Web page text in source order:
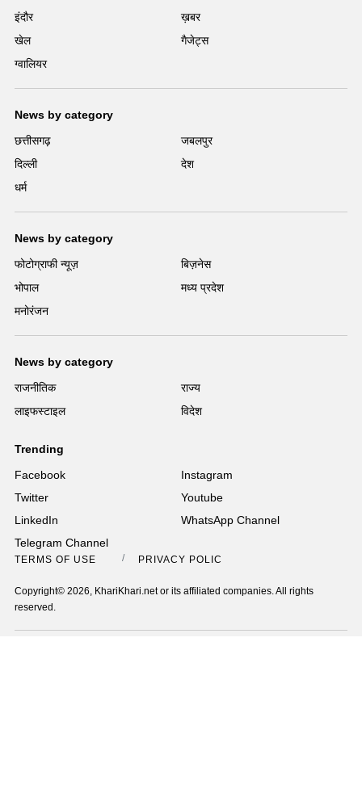
इंदौर
ख़बर
खेल
गैजेट्स
ग्वालियर
News by category
छत्तीसगढ़
जबलपुर
दिल्ली
देश
धर्म
News by category
फोटोग्राफी न्यूज़
बिज़नेस
भोपाल
मध्य प्रदेश
मनोरंजन
News by category
राजनीतिक
राज्य
लाइफस्टाइल
विदेश
Trending
Facebook
Instagram
Twitter
Youtube
LinkedIn
WhatsApp Channel
Telegram Channel
TERMS OF USE PRIVACY POLICY
Copyright© 2026, KhariKhari.net or its affiliated companies. All rights
reserved.